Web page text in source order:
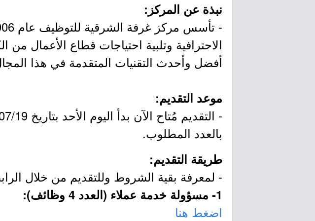
نبذة عن المركز:
الاحترافية وتلبية احتياجات قطاع الأعمال
أفضل وأحدث التقنيات المتقدمة في هذا
موعد التقديم:
بالعدد المطلوب.
طريقة التقديم:
- لمعرفة بقية الشروط وللتقديم من خلال
1- مسؤولة خدمة عملاء (العدد 4 وظائف):
اضغط هنا